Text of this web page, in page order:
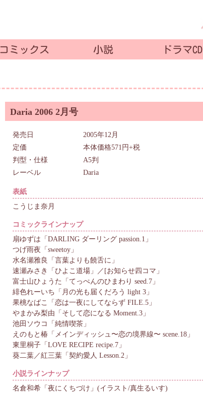
コミックス 小説 ドラマCD
Daria 2006 2月号
発売日
2005年12月
定価
本体価格571円+税
判型・仕様
A5判
レーベル
Daria
表紙
こうじま奈月
コミックラインナップ
扇ゆずは「DARLING ダーリング passion.1」
つげ雨夜「sweetoy」
水名瀬雅良「言葉よりも饒舌に」
速瀬みさき「ひよこ道場」／[お知らせ四コマ」
富士山ひょうた「てっぺんのひまわり seed.7」
緋色れーいち「月の光も届くだろう light 3」
果桃なばこ「恋は一夜にしてならず FILE.5」
やまかみ梨由「そして恋になる Moment.3」
池田ソウコ「純情喫茶」
えのもと椿「メインディッシュ〜恋の境界線〜 scene.18」
東里桐子「LOVE RECIPE recipe.7」
葵二葉／紅三葉「契約愛人 Lesson.2」
小説ラインナップ
名倉和希「夜にくちづけ」(イラスト/真生るいす)